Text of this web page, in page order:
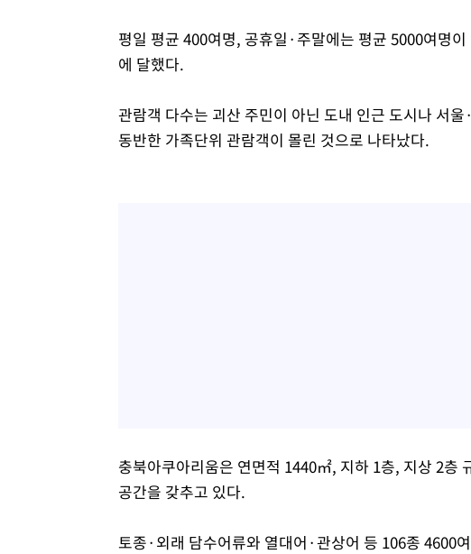
평일 평균 400여명, 공휴일·주말에는 평균 5000여명
에 달했다.
관람객 다수는 괴산 주민이 아닌 도내 인근 도시나 서
동반한 가족단위 관람객이 몰린 것으로 나타났다.
충북아쿠아리움은 연면적 1440㎡, 지하 1층, 지상 2층
공간을 갖추고 있다.
토종·외래 담수어류와 열대어·관상어 등 106종 4600